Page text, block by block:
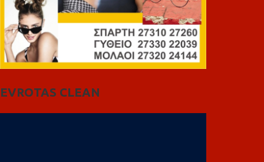
EVROTAS CLEAN